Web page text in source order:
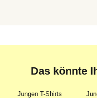
Das könnte
Jungen T-Shirts